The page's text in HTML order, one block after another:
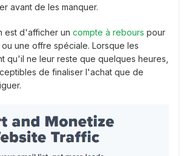
avant de les manquer.
est d'afficher un compte à rebours pour
une offre spéciale. Lorsque les
qu'il ne leur reste que quelques heures,
de finaliser l'achat que de